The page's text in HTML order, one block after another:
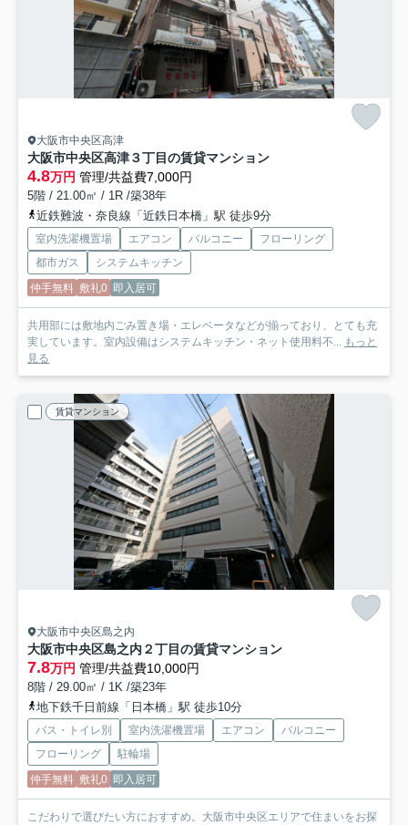
大阪市中央区高津
大阪市中央区高津３丁目の賃貸マンション
4.8万円 管理/共益費7,000円
5階 / 21.00㎡ / 1R /築38年
近鉄難波・奈良線「近鉄日本橋」駅 徒歩9分
室内洗濯機置場 エアコン バルコニー
フローリング
都市ガス
システムキッチン
仲手無料 敷礼0 即入居可
共用部には敷地内ごみ置き場・エレベータなどが揃っており、とても充
実しています。室内設備はシステムキッチン・ネット使用料不... もっと
見る
賃貸マンション
大阪市中央区島之内
大阪市中央区島之内２丁目の賃貸マンション
7.8万円 管理/共益費10,000円
8階 / 29.00㎡ / 1K /築23年
地下鉄千日前線「日本橋」駅 徒歩10分
バス・トイレ別 室内洗濯機置場 エアコン
バルコニー
フローリング
駐輪場
仲手無料 敷礼0 即入居可
こだわりで選びたい方におすすめ。大阪市中央区エリアで住まいをお探